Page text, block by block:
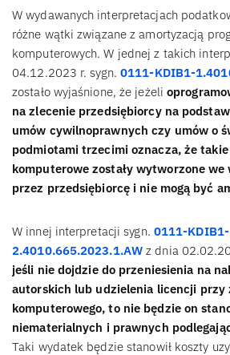
W wydawanych interpretacjach
różne wątki związane z amortyzacją
komputerowych. W jednej z takich
04.12.2023 r. sygn. 0111-KDIB1-
zostało wyjaśnione, że jeżeli
na zlecenie przedsiębiorcy na
umów cywilnoprawnych czy umów o
podmiotami trzecimi oznacza, że
komputerowe zostały wytworzone we
przez przedsiębiorcę i nie mogą być
W innej interpretacji sygn. 0111-KDIB1-
2.4010.665.2023.1.AW z dnia
jeśli nie dojdzie do przeniesienia na
autorskich lub udzielenia licencji przy
komputerowego, to nie będzie on
niematerialnych i prawnych
Taki wydatek będzie stanowił koszty